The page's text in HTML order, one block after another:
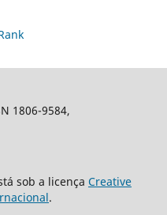
1806-9584,
sob a licença Creative
.